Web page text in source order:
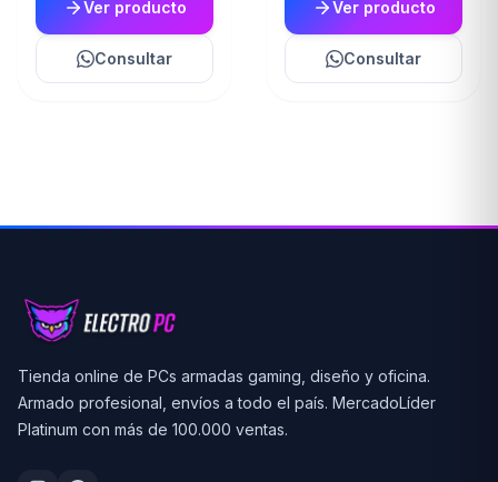
Ver producto
Consultar
Ver producto
Consultar
Tienda online de PCs armadas gaming, diseño y oficina.
Armado profesional, envíos a todo el país. MercadoLíder
Platinum con más de 100.000 ventas.